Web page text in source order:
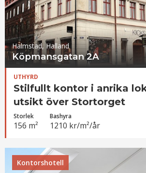
Halmstad, Halland
Köpmansgatan 2A
UTHYRD
Stilfullt kontor i anrika
utsikt över Stortorget
Storlek
156 m²
Bashyra
1210 kr/m²/år
Kontorshotell